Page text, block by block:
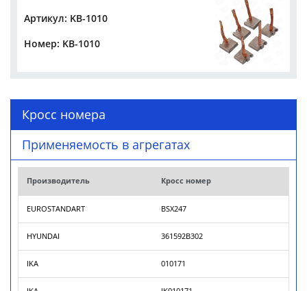
Артикул: KB-1010
Номер: KB-1010
Кросс номера
Применяемость в агрегатах
Производитель Кросс номер
EUROSTANDART BSX247
HYUNDAI 361592B302
IKA 010171